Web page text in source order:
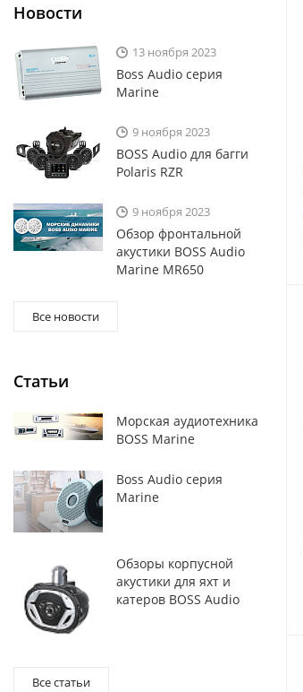
Новости
13 ноября 2023
Boss Audio серия
Marine
9 ноября 2023
BOSS Audio для багги
Polaris RZR
9 ноября 2023
Обзор фронтальной
акустики BOSS Audio
Marine MR650
Все новости
Статьи
Морская аудиотехника
BOSS Marine
Boss Audio серия
Marine
Обзоры корпусной
акустики для яхт и
катеров BOSS Audio
Все статьи